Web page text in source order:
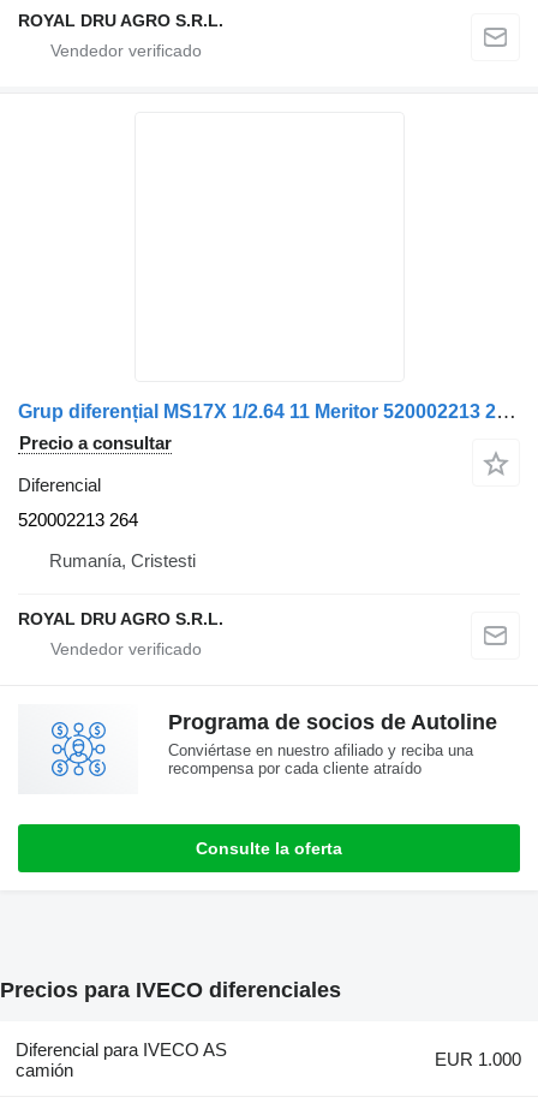
ROYAL DRU AGRO S.R.L.
Grup diferențial MS17X 1/2.64 11 Meritor 520002213 264 diferencial para IVECO MS 17X camión
Precio a consultar
Diferencial
520002213 264
Rumanía, Cristesti
ROYAL DRU AGRO S.R.L.
Programa de socios de Autoline
Conviértase en nuestro afiliado y reciba una
recompensa por cada cliente atraído
Consulte la oferta
Precios para IVECO diferenciales
Diferencial para IVECO AS
camión
EUR 1.000